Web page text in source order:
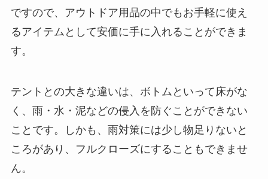
ですので、アウトドア用品の中でもお手軽に使え
るアイテムとして安価に手に入れることができま
す。
テントとの大きな違いは、ボトムといって 床がな
く、雨・水・泥などの侵入を防ぐことができない
ことです。しかも、雨対策には少し物足りないと
ころがあり、フルクローズにすることもできませ
ん。